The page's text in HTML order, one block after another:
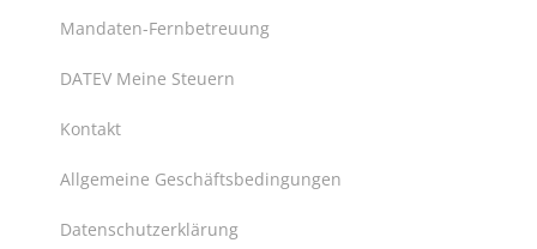
Mandaten-Fernbetreuung
DATEV Meine Steuern
Kontakt
Allgemeine Geschäftsbedingungen
Datenschutzerklärung